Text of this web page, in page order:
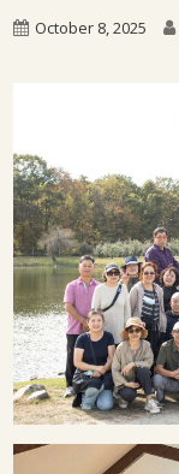
October 8, 2025